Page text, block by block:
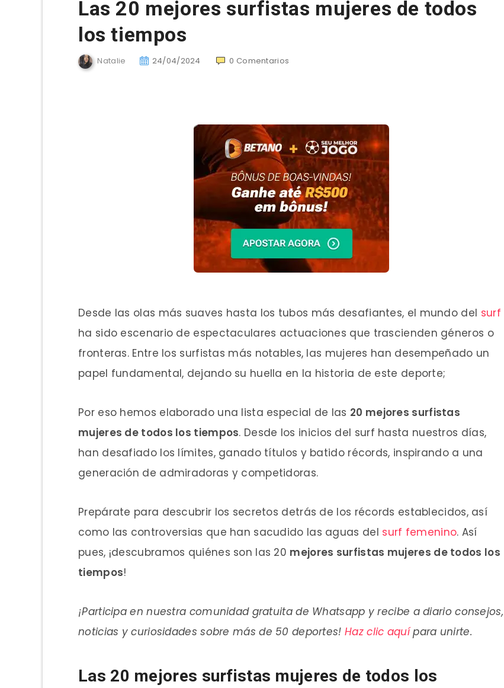
Las 20 mejores surfistas mujeres de todos
los tiempos
Natalie 24/04/2024 0 Comentarios
Desde las olas más suaves hasta los tubos más desafiantes, el mundo del surf
ha sido escenario de espectaculares actuaciones que trascienden géneros o
fronteras. Entre los surfistas más notables, las mujeres han desempeñado un
papel fundamental, dejando su huella en la historia de este deporte;
Por eso hemos elaborado una lista especial de las 20 mejores surfistas
mujeres de todos los tiempos. Desde los inicios del surf hasta nuestros días,
han desafiado los límites, ganado títulos y batido récords, inspirando a una
generación de admiradoras y competidoras.
Prepárate para descubrir los secretos detrás de los récords establecidos, así
como las controversias que han sacudido las aguas del surf femenino. Así
pues, ¡descubramos quiénes son las 20 mejores surfistas mujeres de todos los
tiempos!
¡Participa en nuestra comunidad gratuita de Whatsapp y recibe a diario consejos,
noticias y curiosidades sobre más de 50 deportes! Haz clic aquípara unirte.
Las 20 mejores surfistas mujeres de todos los